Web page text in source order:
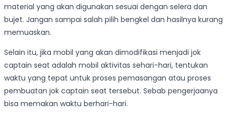
material yang akan digunakan sesuai dengan selera dan
bujet. Jangan sampai salah pilih bengkel dan hasilnya kurang
memuaskan.
Selain itu, jika mobil yang akan dimodifikasi menjadi jok
captain seat adalah mobil aktivitas sehari-hari, tentukan
waktu yang tepat untuk proses pemasangan atau proses
pembuatan jok captain seat tersebut. Sebab pengerjaanya
bisa memakan waktu berhari-hari.